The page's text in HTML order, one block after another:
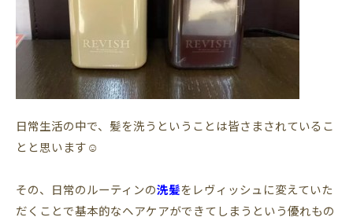
日常生活の中で、髪を洗うということは皆さまされているこ
とと思います☺️
その、日常のルーティンの洗髪をレヴィッシュに変えていた
だくことで基本的なヘアケアができてしまうという優れもの